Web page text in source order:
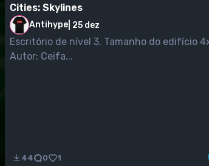
Cities: Skylines
Antihype 25 dez
Escritório de nível 3. Tamanho do edifício 4x4 Moda
Autor: Ceifa...
44 0 1